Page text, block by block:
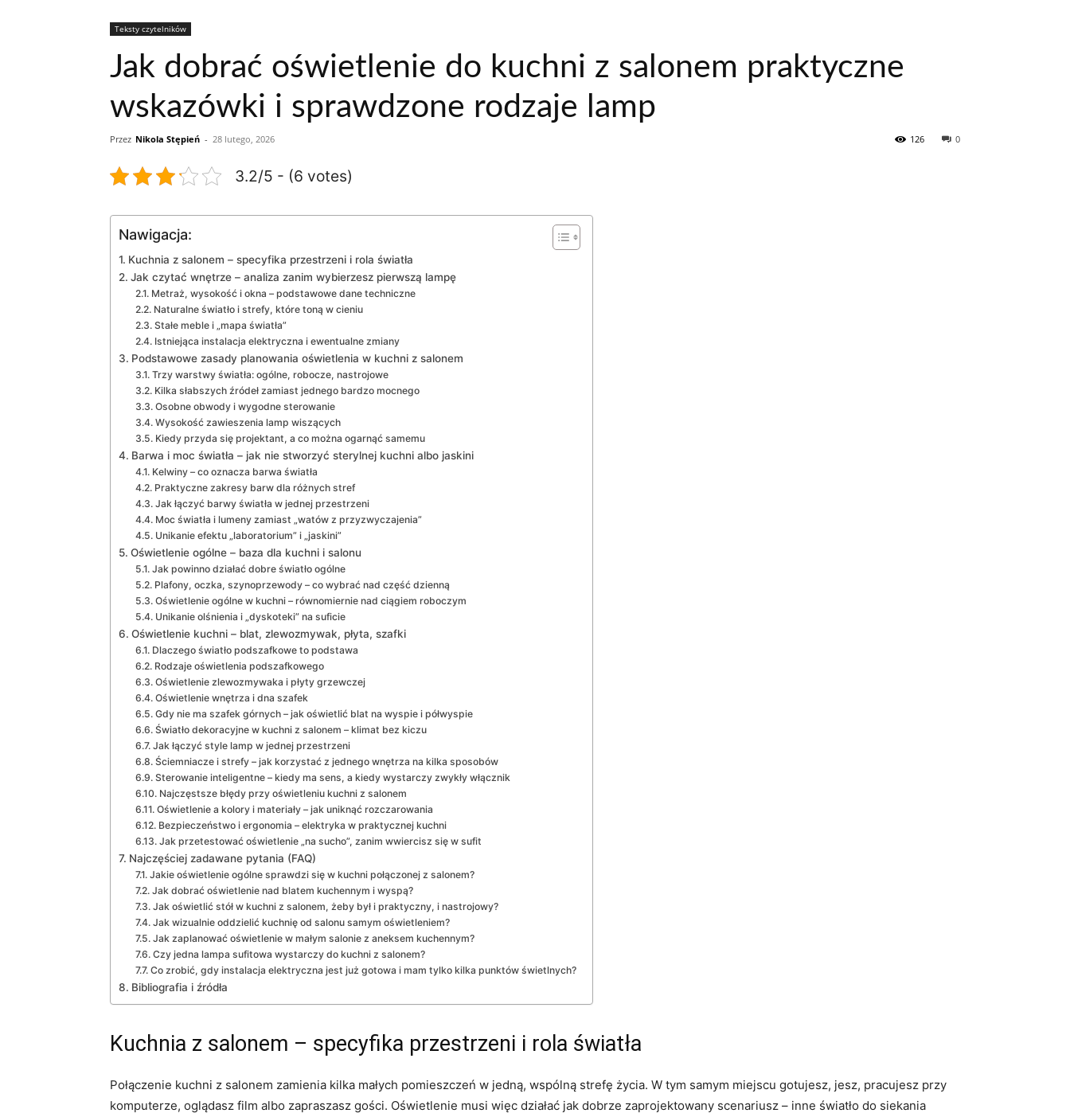
Teksty czytelników
Jak dobrać oświetlenie do kuchni z salonem praktyczne
wskazówki i sprawdzone rodzaje lamp
Przez Nikola Stępień - 28 lutego, 2026 0
126
3.2/5 - (6 votes)
Nawigacja:
Kuchnia z salonem – specyfika przestrzeni i rola światła
Jak czytać wnętrze – analiza zanim wybierzesz pierwszą lampę
Metraż, wysokość i okna – podstawowe dane techniczne
Naturalne światło i strefy, które toną w cieniu
Stałe meble i „mapa światła”
Istniejąca instalacja elektryczna i ewentualne zmiany
Podstawowe zasady planowania oświetlenia w kuchni z salonem
Trzy warstwy światła: ogólne, robocze, nastrojowe
Kilka słabszych źródeł zamiast jednego bardzo mocnego
Osobne obwody i wygodne sterowanie
Wysokość zawieszenia lamp wiszących
Kiedy przyda się projektant, a co można ogarnąć samemu
Barwa i moc światła – jak nie stworzyć sterylnej kuchni albo jaskini
Kelwiny – co oznacza barwa światła
Praktyczne zakresy barw dla różnych stref
Jak łączyć barwy światła w jednej przestrzeni
Moc światła i lumeny zamiast „watów z przyzwyczajenia”
Unikanie efektu „laboratorium” i „jaskini”
Oświetlenie ogólne – baza dla kuchni i salonu
Jak powinno działać dobre światło ogólne
Plafony, oczka, szynoprzewody – co wybrać nad część dzienną
Oświetlenie ogólne w kuchni – równomiernie nad ciągiem roboczym
Unikanie olśnienia i „dyskoteki” na suficie
Oświetlenie kuchni – blat, zlewozmywak, płyta, szafki
Dlaczego światło podszafkowe to podstawa
Rodzaje oświetlenia podszafkowego
Oświetlenie zlewozmywaka i płyty grzewczej
Oświetlenie wnętrza i dna szafek
Gdy nie ma szafek górnych – jak oświetlić blat na wyspie i półwyspie
Światło dekoracyjne w kuchni z salonem – klimat bez kiczu
Jak łączyć style lamp w jednej przestrzeni
Ściemniacze i strefy – jak korzystać z jednego wnętrza na kilka sposobów
Sterowanie inteligentne – kiedy ma sens, a kiedy wystarczy zwykły włącznik
Najczęstsze błędy przy oświetleniu kuchni z salonem
Oświetlenie a kolory i materiały – jak uniknąć rozczarowania
Bezpieczeństwo i ergonomia – elektryka w praktycznej kuchni
Jak przetestować oświetlenie „na sucho”, zanim wwiercisz się w sufit
Najczęściej zadawane pytania (FAQ)
Jakie oświetlenie ogólne sprawdzi się w kuchni połączonej z salonem?
Jak dobrać oświetlenie nad blatem kuchennym i wyspą?
Jak oświetlić stół w kuchni z salonem, żeby był i praktyczny, i nastrojowy?
Jak wizualnie oddzielić kuchnię od salonu samym oświetleniem?
Jak zaplanować oświetlenie w małym salonie z aneksem kuchennym?
Czy jedna lampa sufitowa wystarczy do kuchni z salonem?
Co zrobić, gdy instalacja elektryczna jest już gotowa i mam tylko kilka punktów świetlnych?
Bibliografia i źródła
Kuchnia z salonem – specyfika przestrzeni i rola światła
Połączenie kuchni z salonem zamienia kilka małych pomieszczeń w jedną, wspólną strefę życia. W tym samym miejscu gotujesz, jesz, pracujesz przy
komputerze, oglądasz film albo zapraszasz gości. Oświetlenie musi więc działać jak dobrze zaprojektowany scenariusz – inne światło do siekania